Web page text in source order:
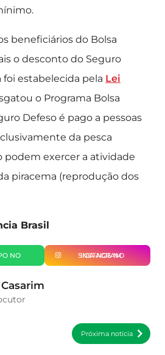
beneficiários do Bolsa
o desconto do Seguro
foi estabelecida pela Lei
o Programa Bolsa
Defeso é pago a pessoas
da pesca
podem exercer a atividade
piracema (reprodução dos
Brasil
SIGA-NOS NO INSTAGRAM
Próxima notícia